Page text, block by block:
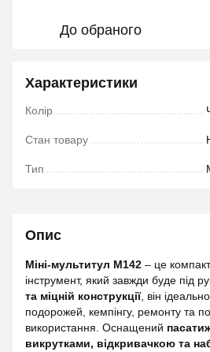
До обраного
Характеристики
Колір
Стан товару
Тип
Опис
Міні-мультитул M142 – це
інструмент, який завжди буде під
та міцній конструкції, він
подорожей, кемпінгу, ремонту та
використання. Оснащений
викрутками, відкривачкою та